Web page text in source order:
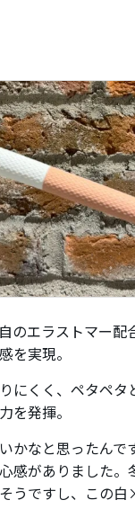
のエラストマー
を実現。
にくく、ペタペ
を発揮。
かなと思ったんで
感がありました。
うですし、この